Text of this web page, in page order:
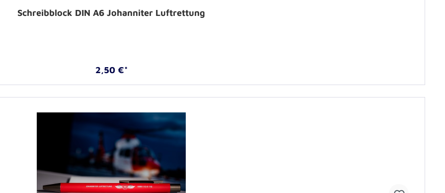
Schreibblock DIN A6 Johanniter Luftrettung
2,50 €*